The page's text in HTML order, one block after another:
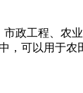
政工程、农
，可以用于农